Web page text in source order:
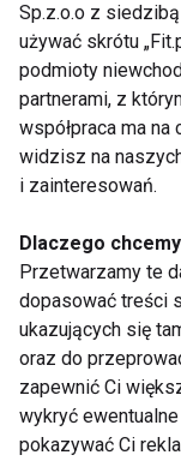
Alarmujący
sprawności
dzieci – czas
zmiany w
WF-u
Wady postawy
ponad połowy
dzieci
Sp.z.o.o z
używać skrótu
podmioty
partnerami, z
współpraca ma
widzisz na
i zainteresowań.
Dlaczego
Przetwarzamy te
dopasować treści
ukazujących się
oraz do
zapewnić Ci
wykryć
pokazywać Ci